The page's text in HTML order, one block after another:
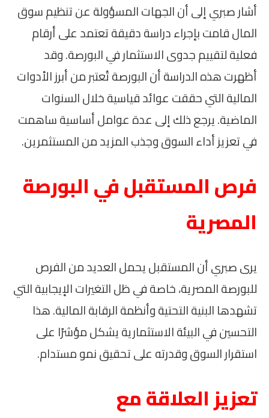
أشار صبري إلى أن الجهات المسؤولة عن تنظيم سوق
المال قامت بإجراء دراسة دقيقة تعتمد على أرقام
فعلية لتقييم جدوى الاستثمار في البورصة. وقد
أظهرت هذه الدراسة أن البورصة تُعتبر من أبرز الأدوات
المالية التي حققت عوائد قياسية خلال السنوات
الماضية. يرجع ذلك إلى عدة عوامل أساسية ساهمت
في تعزيز أداء السوق وجذب المزيد من المستثمرين.
فرص المستقبل في البورصة
المصرية
يرى صبري أن المستقبل يحمل العديد من الفرص
للبورصة المصرية، خاصة في ظل التغيرات الإيجابية التي
تشهدها البنية التحتية وأنظمة الرقابة المالية. هذا
التحسين في البيئة الاستثمارية يشكل مؤشرًا على
استقرار السوق وقدرته على تحقيق نمو مستدام.
تعزيز العلاقة مع